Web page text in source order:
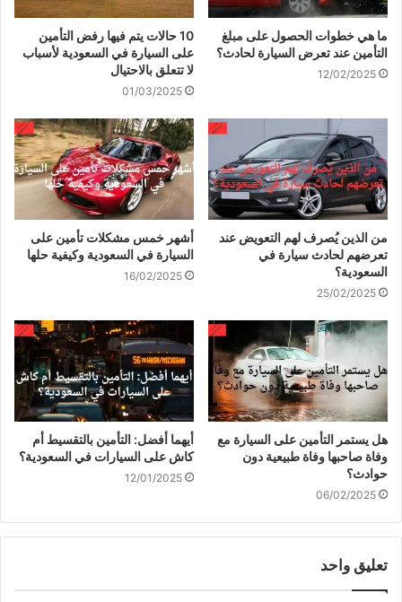
ما هي خطوات الحصول على مبلغ
التأمين عند تعرض السيارة لحادث؟
12/02/2025
10 حالات يتم فيها رفض التأمين
على السيارة في السعودية لأسباب
لا تتعلق بالاحتيال
01/03/2025
من الذين يُصرف لهم التعويض عند
تعرضهم لحادث سيارة في
السعودية؟
25/02/2025
أشهر خمس مشكلات تأمين على
السيارة في السعودية وكيفية حلها
16/02/2025
هل يستمر التأمين على السيارة مع
وفاة صاحبها وفاة طبيعية دون
حوادث؟
06/02/2025
أيهما أفضل: التأمين بالتقسيط أم
كاش على السيارات في السعودية؟
12/01/2025
تعليق واحد